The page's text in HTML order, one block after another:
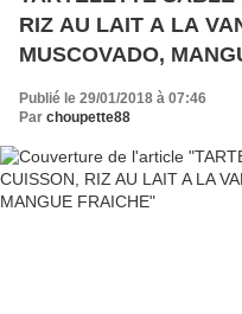
RIZ AU LAIT A LA
MUSCOVADO,
Publié le 29/01/2018 à 07:46
Par choupette88